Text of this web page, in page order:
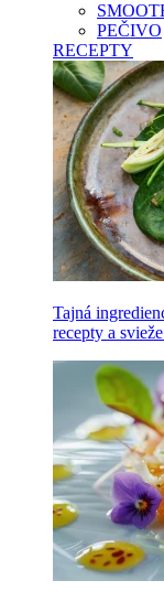
PEČIVO
RECEPTY
Tajná
recepty a